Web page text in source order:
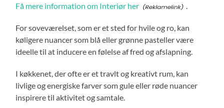
Få mere information om Interiør her
For soveværelset, som er et sted for hvile og ro, kan
køligere nuancer som blå eller grønne pasteller være
ideelle til at inducere en følelse af fred og afslapning.
I køkkenet, der ofte er et travlt og kreativt rum, kan
livlige og energiske farver som gule eller røde nuancer
inspirere til aktivitet og samtale.